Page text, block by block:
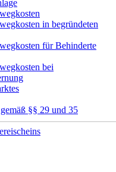
in begründeten
für Behinderte
bei
§§ 29 und 35